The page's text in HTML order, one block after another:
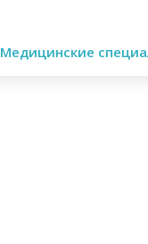
Медицинские